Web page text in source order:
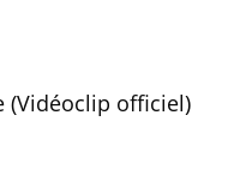
(Vidéoclip officiel)